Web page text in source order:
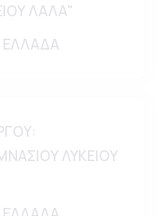
ΛΑΛΑ"
ΕΛΛΑΔΑ
ΛΥΚΕΙΟΥ